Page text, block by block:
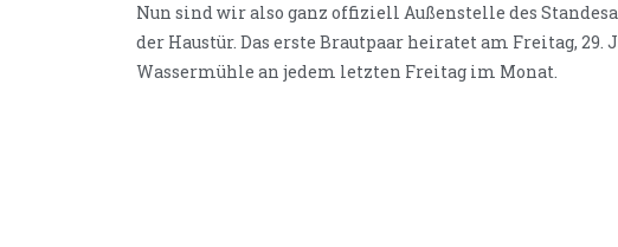
Nun sind wir also ganz offiziell Außenstelle des
der Haustür. Das erste Brautpaar heiratet am Freitag,
Wassermühle an jedem letzten Freitag im Monat.